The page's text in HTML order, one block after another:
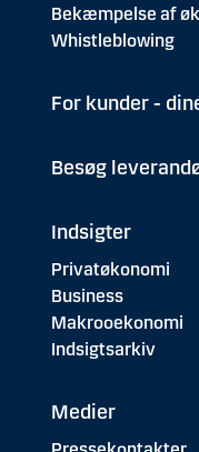
Bekæmpelse af
Whistleblowing
For kunder -
Besøg
Indsigter
Privatøkonomi
Business
Makrooekonomi
Indsigtsarkiv
Medier